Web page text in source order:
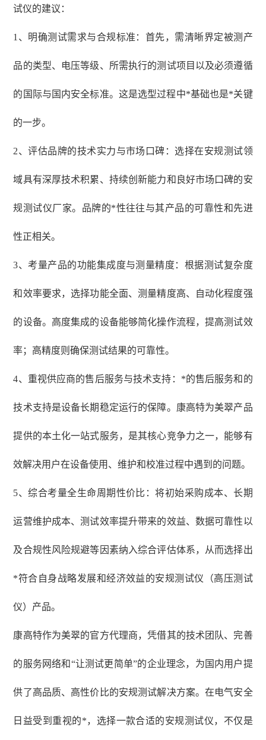
试仪的建议：
1、明确测试需求与合规标准：首先，需清晰界定被测产
品的类型、电压等级、所需执行的测试项目以及必须遵循
的国际与国内安全标准。这是选型过程中*基础也是*关键
的一步。
2、评估品牌的技术实力与市场口碑：选择在安规测试领
域具有深厚技术积累、持续创新能力和良好市场口碑的安
规测试仪厂家。品牌的*性往往与其产品的可靠性和先进
性正相关。
3、考量产品的功能集成度与测量精度：根据测试复杂度
和效率要求，选择功能全面、测量精度高、自动化程度强
的设备。高度集成的设备能够简化操作流程，提高测试效
率；高精度则确保测试结果的可靠性。
4、重视供应商的售后服务与技术支持：*的售后服务和的
技术支持是设备长期稳定运行的保障。康高特为美翠产品
提供的本土化一站式服务，是其核心竞争力之一，能够有
效解决用户在设备使用、维护和校准过程中遇到的问题。
5、综合考量全生命周期性价比：将初始采购成本、长期
运营维护成本、测试效率提升带来的效益、数据可靠性以
及合规性风险规避等因素纳入综合评估体系，从而选择出
*符合自身战略发展和经济效益的安规测试仪（高压测试
仪）产品。
康高特作为美翠的官方代理商，凭借其的技术团队、完善
的服务网络和“让测试更简单”的企业理念，为国内用户提
供了高品质、高性价比的安规测试解决方案。在电气安全
日益受到重视的*，选择一款合适的安规测试仪，不仅是